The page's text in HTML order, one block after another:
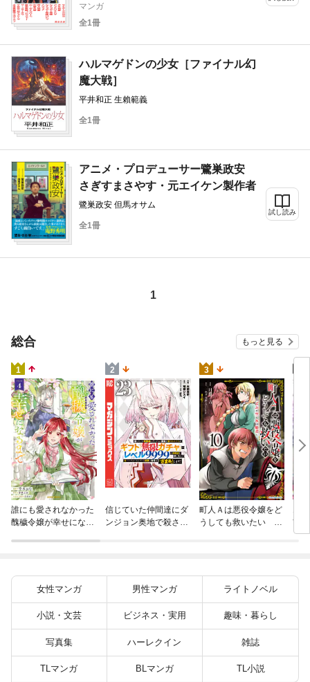
マンガ
全1冊
ハルマゲドンの少女［ファイナル幻
魔大戦］
平井和正 生賴範義
全1冊
アニメ・プロデューサー鷺巣政安
さぎすまさやす・元エイケン製作者
鷺巣政安 但馬オサム
全1冊
試し読み
1
総合 もっと見る
1
誰にも愛されなかった
醜穢令嬢が幸せになる
2
信じていた仲間達にダ
ンジョン奥地で殺され
バーと世界に復讐＆
（２３）
3
町人Ａは悪役令嬢をど
うしても救いたい ～
す
嫁
女性マンガ 男性マンガ ライトノベル
小説・文芸 ビジネス・実用 趣味・暮らし
写真集 ハーレクイン 雑誌
TLマンガ BLマンガ TL小説